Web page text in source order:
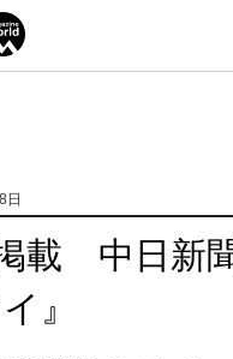
日
載 中日新
』